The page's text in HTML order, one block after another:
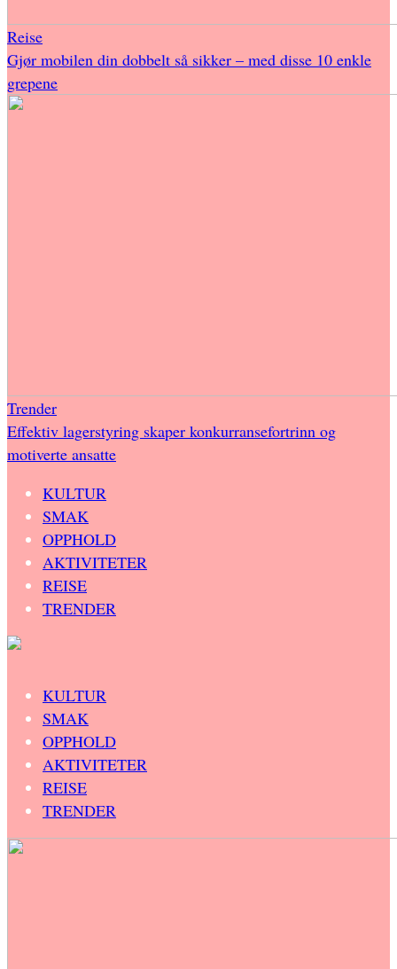
Reise
Gjør mobilen din dobbelt så sikker – med disse 10 enkle
grepene
Trender
Effektiv lagerstyring skaper konkurransefortrinn og
motiverte ansatte
KULTUR
SMAK
OPPHOLD
AKTIVITETER
REISE
TRENDER
KULTUR
SMAK
OPPHOLD
AKTIVITETER
REISE
TRENDER